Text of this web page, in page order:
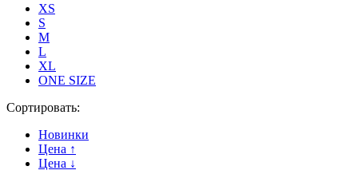
XS
S
M
L
XL
ONE SIZE
Сортировать:
Новинки
Цена ↑
Цена ↓